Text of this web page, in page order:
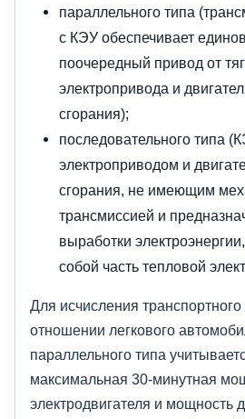
параллельного типа
с КЭУ обеспечивает
поочередный привод от
электропривода и
сгорания);
последовательного типа
электроприводом и
сгорания, не имеющим
трансмиссией и
выработки
собой часть тепловой
Для исчисления транспортного
отношении легкового
параллельного типа
максимальная 30-минутная
электродвигателя и мощность